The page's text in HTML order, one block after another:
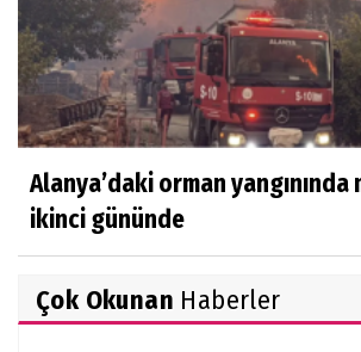
Alanya’daki orman
ikinci gününde
Çok Okunan Haberler